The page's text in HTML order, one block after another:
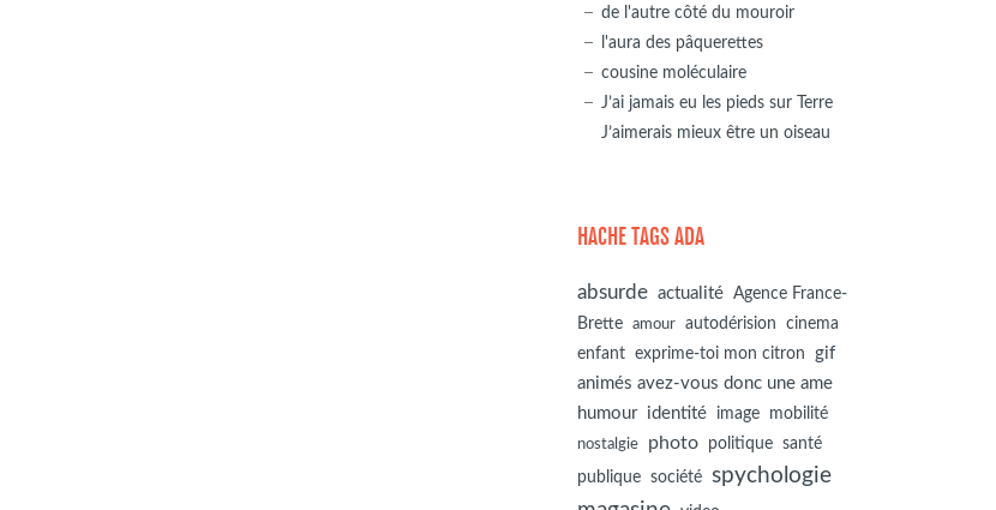
de l'autre côté du mouroir
l'aura des pâquerettes
cousine moléculaire
J’ai jamais eu les pieds sur Terre
J’aimerais mieux être un oiseau
HACHE TAGS ADA
absurde actualité Agence France-
Brette
amour autodérision
cinema
enfant exprime-toi mon citron
gif
animés avez-vous donc une ame
humour identité image mobilité
nostalgie photo politique santé
publique société spychologie